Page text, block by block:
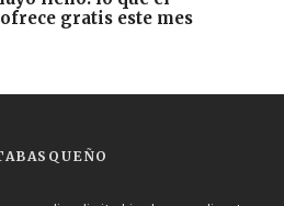
gratis este mes